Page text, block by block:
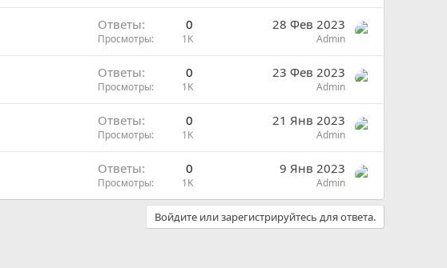
Ответы 0
Просмотры 1K
28 Фев 2023
Admin
р
Ответы 0
Просмотры 1K
23 Фев 2023
Admin
Ответы 0
Просмотры 1K
21 Янв 2023
Admin
Ответы 0
Просмотры 1K
9 Янв 2023
Admin
Войдите или зарегистрируйтесь для ответа.